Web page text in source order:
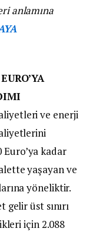
anlamına
ve enerji
kadar
yaşayan ve
yöneliktir.
üst sınırı
için 2.088